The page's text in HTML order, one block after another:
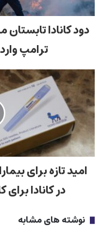
دود کانادا
ترامپ
امید تازه برای
در کانادا
نوشته های مشابه